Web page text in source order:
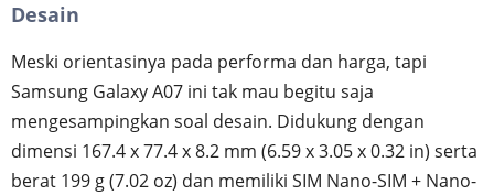
Desain
Meski orientasinya pada performa dan harga, tapi
Samsung Galaxy A07 ini tak mau begitu saja
mengesampingkan soal desain. Didukung dengan
dimensi 167.4 x 77.4 x 8.2 mm (6.59 x 3.05 x 0.32 in) serta
berat 199 g (7.02 oz) dan memiliki SIM Nano-SIM + Nano-